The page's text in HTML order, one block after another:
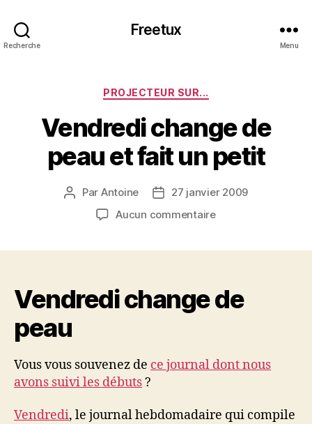
Recherche
Freetux
Menu
Catégories
PROJECTEUR SUR...
Vendredi change de
peau et fait un petit
Auteur
l’article
Par Antoine
Date27 janvier 2009
Aucun commentairesur
et
fait
Vendredi change de
peau
Vous vous souvenez de ce journal dont nous
avons suivi les débuts?
Vendredi, le journal hebdomadaire qui compile